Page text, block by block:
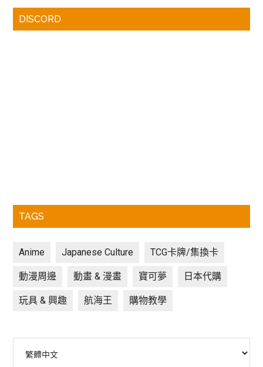
DISCORD
TAGS
Anime Japanese Culture TCG卡牌/集換卡
動漫周邊 動畫 & 漫畫 寶可夢 日本代購
玩具 & 興趣 航海王 購物教學